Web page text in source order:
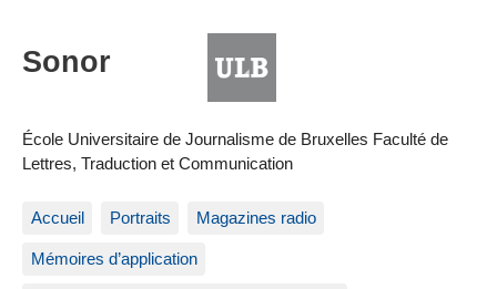
École Universitaire de Journalisme de Bruxelles Faculté de
Lettres, Traduction et Communication
Accueil Portraits Magazines radio
Mémoires d’application